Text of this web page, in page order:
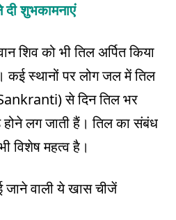
शुभकामनाएं
शिव को भी तिल अर्पित किया
कई स्थानों पर लोग जल में तिल
से दिन तिल भर
लग जाती हैं। तिल का संबंध
विशेष महत्व है।